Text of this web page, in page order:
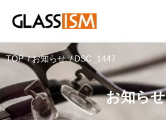
お知らせ
TOP お知らせ DSC_1447